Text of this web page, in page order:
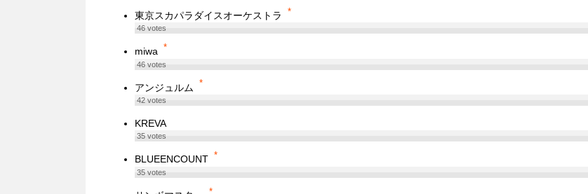
東京スカパラダイスオーケストラ *
46votes
miwa *
46votes
アンジュルム *
42votes
KREVA
35votes
BLUEENCOUNT *
35votes
*